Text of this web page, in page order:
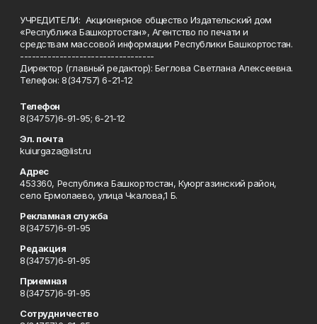
УЧРЕДИТЕЛИ: Акционерное общество Издательский дом
«Республика Башкортостан», Агентство по печати и
средствам массовой информации Республики Башкортостан.
----------------------------------
Директор (главный редактор): Беглова Светлана Алексеевна.
Телефон: 8(34757) 6-21-12
Телефон
8(34757)6-91-95; 6-21-12
Эл. почта
kuiurgaza@list.ru
Адрес
453360, Республика Башкортостан, Куюргазинский район,
село Ермолаево, улица Чкалова,1 Б.
Рекламная служба
8(34757)6-91-95
Редакция
8(34757)6-91-95
Приемная
8(34757)6-91-95
Сотрудничество